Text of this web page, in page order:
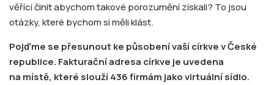
věřící činit abychom takové porozumění získali? To jsou
otázky, které bychom si měli klást.
Pojďme se přesunout ke působení vaší církve v České
republice. Fakturační adresa církve je uvedena
na místě, které slouží 436 firmám jako virtuální sídlo.